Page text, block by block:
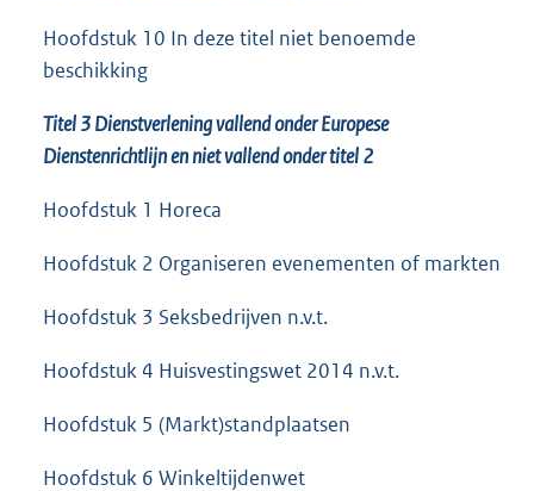
Hoofdstuk 10 In deze titel niet benoemde
beschikking
Titel 3 Dienstverlening vallend onder Europese
Dienstenrichtlijn en niet vallend onder titel 2
Hoofdstuk 1 Horeca
Hoofdstuk 2 Organiseren evenementen of markten
Hoofdstuk 3 Seksbedrijven n.v.t.
Hoofdstuk 4 Huisvestingswet 2014 n.v.t.
Hoofdstuk 5 (Markt)standplaatsen
Hoofdstuk 6 Winkeltijdenwet